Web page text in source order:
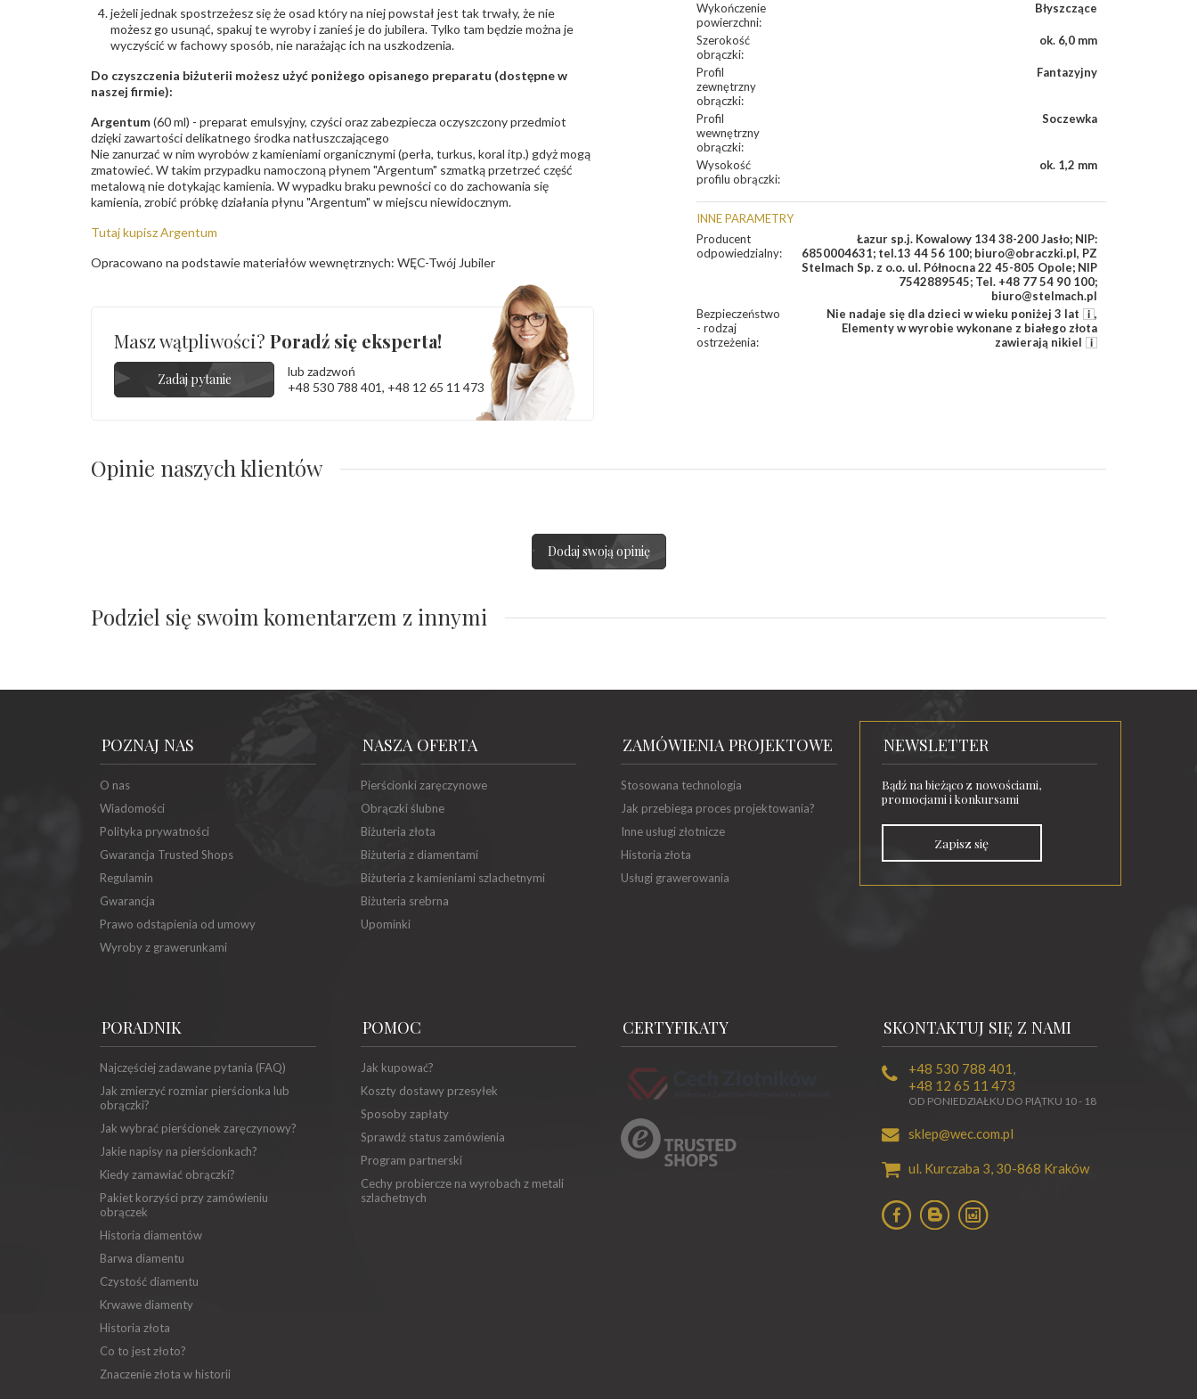
Wykończenie
powierzchni:
Błyszczące
Szerokość
obrączki:
ok. 6,0 mm
Profil
zewnętrzny
obrączki:
Fantazyjny
Profil
wewnętrzny
obrączki:
Soczewka
Wysokość
profilu obrączki:
ok. 1,2 mm
INNE PARAMETRY
Producent
odpowiedzialny:
Łazur sp.j. Kowalowy 134 38-200 Jasło; NIP:
6850004631; tel.13 44 56 100; biuro@obraczki.pl, PZ
Stelmach Sp. z o.o. ul. Północna 22 45-805 Opole; NIP
7542889545; Tel. +48 77 54 90 100;
biuro@stelmach.pl
Bezpieczeństwo
- rodzaj
ostrzeżenia:
Nie nadaje się dla dzieci w wieku poniżej 3 lat
,
Elementy w wyrobie wykonane z białego złota
zawierają nikiel
jeżeli jednak spostrzeżesz się że osad który na niej powstał jest tak trwały, że nie
możesz go usunąć, spakuj te wyroby i zanieś je do jubilera. Tylko tam będzie można je
wyczyścić w fachowy sposób, nie narażając ich na uszkodzenia.
Do czyszczenia biżuterii możesz użyć poniżego opisanego preparatu (dostępne w
naszej firmie):
Argentum(60 ml) - preparat emulsyjny, czyści oraz zabezpiecza oczyszczony przedmiot
dzięki zawartości delikatnego środka natłuszczającego
Nie zanurzać w nim wyrobów z kamieniami organicznymi (perła, turkus, koral itp.) gdyż mogą
zmatowieć. W takim przypadku namoczoną płynem "Argentum" szmatką przetrzeć część
metalową nie dotykając kamienia. W wypadku braku pewności co do zachowania się
kamienia, zrobić próbkę działania płynu "Argentum" w miejscu niewidocznym.
Tutaj kupisz Argentum
Opracowano na podstawie materiałów wewnętrznych: WĘC-Twój Jubiler
Masz wątpliwości? Poradź się eksperta!
Zadaj pytanie
lub zadzwoń
+48 530 788 401, +48 12 65 11 473
Opinie naszych klientów
Dodaj swoją opinię
Podziel się swoim komentarzem z innymi
POZNAJ NAS
O nas
Wiadomości
Polityka prywatności
Gwarancja Trusted Shops
Regulamin
Gwarancja
Prawo odstąpienia od umowy
Wyroby z grawerunkami
NASZA OFERTA
Pierścionki zaręczynowe
Obrączki ślubne
Biżuteria złota
Biżuteria z diamentami
Biżuteria z kamieniami szlachetnymi
Biżuteria srebrna
Upominki
ZAMÓWIENIA PROJEKTOWE
Stosowana technologia
Jak przebiega proces projektowania?
Inne usługi złotnicze
Historia złota
Usługi grawerowania
NEWSLETTER
Bądź na bieżąco z nowościami,
promocjami i konkursami
Zapisz się
PORADNIK
Najczęściej zadawane pytania (FAQ)
Jak zmierzyć rozmiar pierścionka lub
obrączki?
Jak wybrać pierścionek zaręczynowy?
Jakie napisy na pierścionkach?
Kiedy zamawiać obrączki?
Pakiet korzyści przy zamówieniu
obrączek
Historia diamentów
Barwa diamentu
Czystość diamentu
Krwawe diamenty
Historia złota
Co to jest złoto?
Znaczenie złota w historii
POMOC
Jak kupować?
Koszty dostawy przesyłek
Sposoby zapłaty
Sprawdź status zamówienia
Program partnerski
Cechy probiercze na wyrobach z metali
szlachetnych
CERTYFIKATY SKONTAKTUJ SIĘ Z NAMI
+48 530 788 401 ,
+48 12 65 11 473
OD PONIEDZIAŁKU DO PIĄTKU 10 - 18
sklep@wec.com.pl
ul. Kurczaba 3, 30-868 Kraków